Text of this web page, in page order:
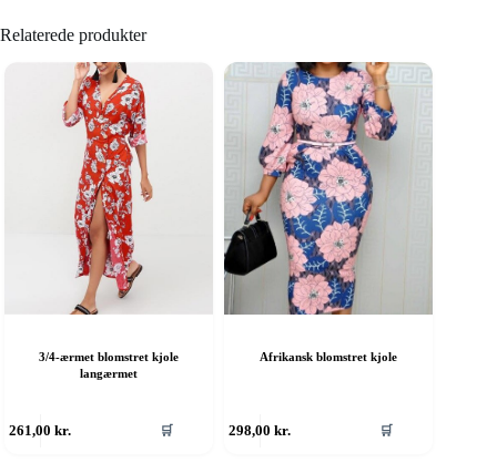
Relaterede produkter
3/4-ærmet blomstret kjole
langærmet
261,00kr. 🛒
Afrikansk blomstret kjole
298,00kr. 🛒
vare